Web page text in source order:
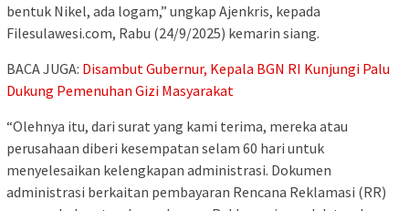
bentuk Nikel, ada logam,” ungkap Ajenkris, kepada
Filesulawesi.com, Rabu (24/9/2025) kemarin siang.
BACA JUGA: Disambut Gubernur, Kepala BGN RI Kunjungi Palu
Dukung Pemenuhan Gizi Masyarakat
“Olehnya itu, dari surat yang kami terima, mereka atau
perusahaan diberi kesempatan selam 60 hari untuk
menyelesaikan kelengkapan administrasi. Dokumen
administrasi berkaitan pembayaran Rencana Reklamasi (RR)